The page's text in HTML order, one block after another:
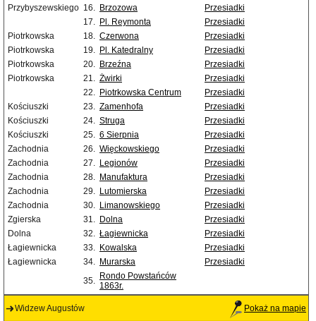
Przybyszewskiego 16. Brzozowa
Przesiadki
17. Pl. Reymonta
Przesiadki
Piotrkowska
18. Czerwona
Przesiadki
Piotrkowska
19. Pl. Katedralny
Przesiadki
Piotrkowska
20. Brzeźna
Przesiadki
Piotrkowska
21. Żwirki
Przesiadki
22. Piotrkowska Centrum
Przesiadki
Kościuszki
23. Zamenhofa
Przesiadki
Kościuszki
24. Struga
Przesiadki
Kościuszki
25. 6 Sierpnia
Przesiadki
Zachodnia
26. Więckowskiego
Przesiadki
Zachodnia
27. Legionów
Przesiadki
Zachodnia
28. Manufaktura
Przesiadki
Zachodnia
29. Lutomierska
Przesiadki
Zachodnia
30. Limanowskiego
Przesiadki
Zgierska
31. Dolna
Przesiadki
Dolna
32. Łagiewnicka
Przesiadki
Łagiewnicka
33. Kowalska
Przesiadki
Łagiewnicka
34. Murarska
Przesiadki
35. Rondo Powstańców
1863r.
Widzew Augustów Pokaż na mapie